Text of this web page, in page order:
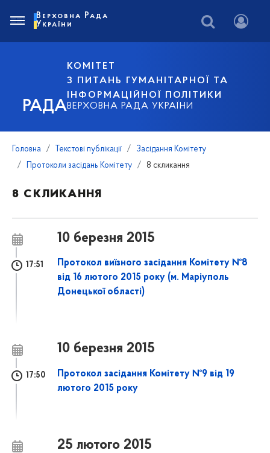
РАДА
КОМІТЕТ
З ПИТАНЬ ГУМАНІТАРНОЇ ТА
ІНФОРМАЦІЙНОЇ ПОЛІТИКИ
ВЕРХОВНА РАДА УКРАЇНИ
Верховна Рада
України
Головна Текстові публікації
Засідання Комітету
Протоколи засідань Комітету
8 скликання
8 скликання
10 березня 2015
17:51
Протокол виїзного засідання Комітету №8
від 16 лютого 2015 року (м. Маріуполь
Донецької області)
10 березня 2015
17:50
Протокол засідання Комітету №9 від 19
лютого 2015 року
25 лютого 2015